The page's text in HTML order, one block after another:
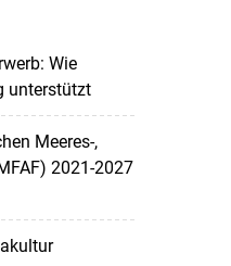
Wie
unterstützt
Meeres-,
2021-2027